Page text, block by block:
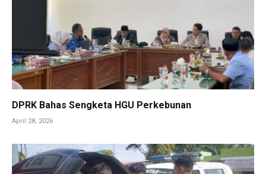
DPRK Bahas Sengketa HGU Perkebunan
April 28, 2026